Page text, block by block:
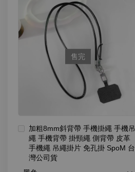
售完
加粗8mm斜背帶 手機掛繩 手機吊
繩 手機背帶 掛頸繩 側背帶 皮革
手機繩 吊繩掛片 免孔掛 SpoM 台
灣公司貨